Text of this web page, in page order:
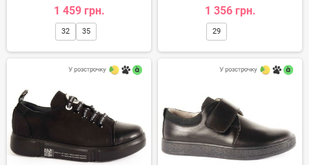
1 459 грн.
32 35
1 356 грн.
29